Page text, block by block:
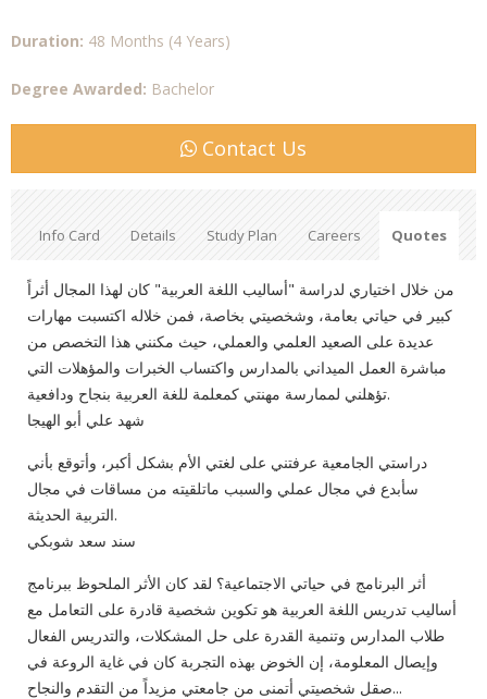
Duration: 48 Months (4 Years)
Degree Awarded: Bachelor
Contact Us
Info Card Details Study Plan Careers Quotes
من خلال اختياري لدراسة "أساليب اللغة العربية" كان لهذا المجال أثراً
كبير في حياتي بعامة، وشخصيتي بخاصة، فمن خلاله اكتسبت مهارات
عديدة على الصعيد العلمي والعملي، حيث مكنني هذا التخصص من
مباشرة العمل الميداني بالمدارس واكتساب الخبرات والمؤهلات التي
تؤهلني لممارسة مهنتي كمعلمة للغة العربية بنجاح ودافعية.
شهد علي أبو الهيجا
دراستي الجامعية عرفتني على لغتي الأم بشكل أكبر، وأتوقع بأني
سأبدع في مجال عملي والسبب ماتلقيته من مساقات في مجال
التربية الحديثة.
سند سعد شوبكي
أثر البرنامج في حياتي الاجتماعية؟ لقد كان الأثر الملحوظ ببرنامج
أساليب تدريس اللغة العربية هو تكوين شخصية قادرة على التعامل مع
طلاب المدارس وتنمية القدرة على حل المشكلات، والتدريس الفعال
وإيصال المعلومة، إن الخوض بهذه التجربة كان في غاية الروعة في
صقل شخصيتي أتمنى من جامعتي مزيداً من التقدم والنجاح...